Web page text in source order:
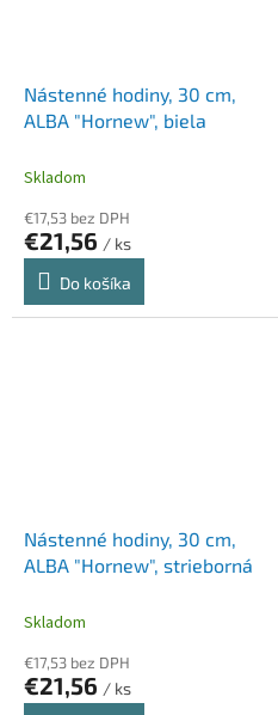
Nástenné hodiny, 30 cm,
ALBA "Hornew", biela
Skladom
€17,53 bez DPH
€21,56 / ks
Do košíka
Nástenné hodiny, 30 cm,
ALBA "Hornew", strieborná
Skladom
€17,53 bez DPH
€21,56 / ks